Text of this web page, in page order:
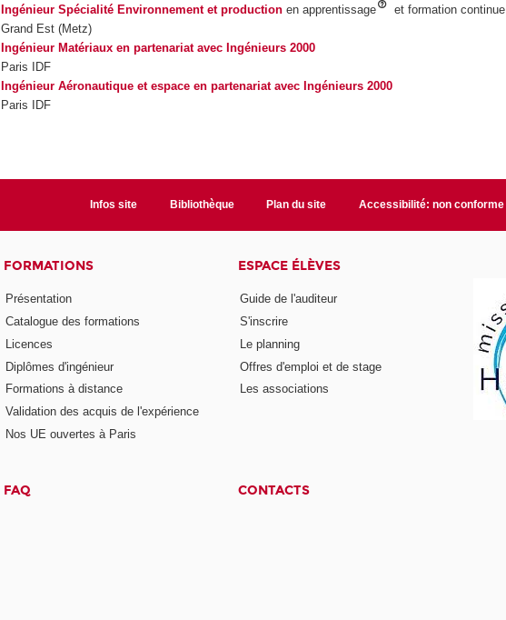
Ingénieur Spécialité Environnement et production en apprentissage
et formation continue
Grand Est (Metz)
Ingénieur Matériaux en partenariat avec Ingénieurs 2000
Paris IDF
Ingénieur Aéronautique et espace en partenariat avec Ingénieurs 2000
Paris IDF
Infos site Bibliothèque Plan du site Accessibilité: non conforme
FORMATIONS
Présentation
Catalogue des formations
Licences
Diplômes d'ingénieur
Formations à distance
Validation des acquis de l'expérience
Nos UE ouvertes à Paris
ESPACE ÉLÈVES
Guide de l'auditeur
S'inscrire
Le planning
Offres d'emploi et de stage
Les associations
FAQ CONTACTS